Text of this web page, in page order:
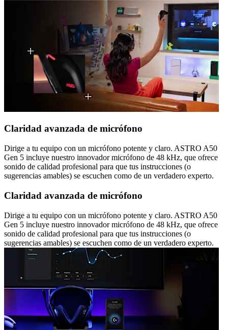
Claridad avanzada de micrófono
Dirige a tu equipo con un micrófono potente y claro. ASTRO A50
Gen 5 incluye nuestro innovador micrófono de 48 kHz, que ofrece
sonido de calidad profesional para que tus instrucciones (o
sugerencias amables) se escuchen como de un verdadero experto.
Claridad avanzada de micrófono
Dirige a tu equipo con un micrófono potente y claro. ASTRO A50
Gen 5 incluye nuestro innovador micrófono de 48 kHz, que ofrece
sonido de calidad profesional para que tus instrucciones (o
sugerencias amables) se escuchen como de un verdadero experto.